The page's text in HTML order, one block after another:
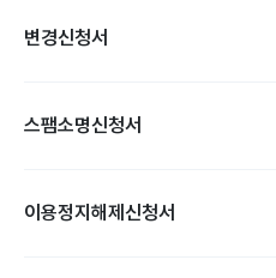
변경신청서
스팸소명신청서
이용정지해제신청서